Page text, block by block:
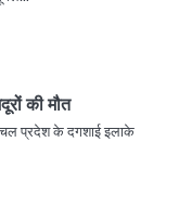
की मौत
प्रदेश के दगशाई इलाके